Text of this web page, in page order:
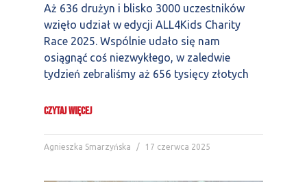
Aż 636 drużyn i blisko 3000 uczestników
wzięło udział w edycji ALL4Kids Charity
Race 2025. Wspólnie udało się nam
osiągnąć coś niezwykłego, w zaledwie
tydzień zebraliśmy aż 656 tysięcy złotych
CZYTAJ WIĘCEJ
Agnieszka Smarzyńska 17 czerwca 2025